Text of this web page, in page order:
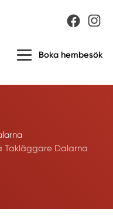
Boka hembesök
Takläggare Dalarna